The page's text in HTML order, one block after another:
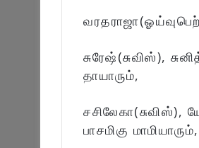
சுரேஷ்(சுவிஸ்),
தாயாரும்,
பாசமிகு மாமியாரும்,